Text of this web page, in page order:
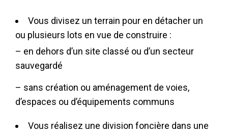
Vous divisez un terrain pour en détacher un
ou plusieurs lots en vue de construire :
– en dehors d’un site classé ou d’un secteur
sauvegardé
– sans création ou aménagement de voies,
d’espaces ou d’équipements communs
Vous réalisez une division foncière dans une